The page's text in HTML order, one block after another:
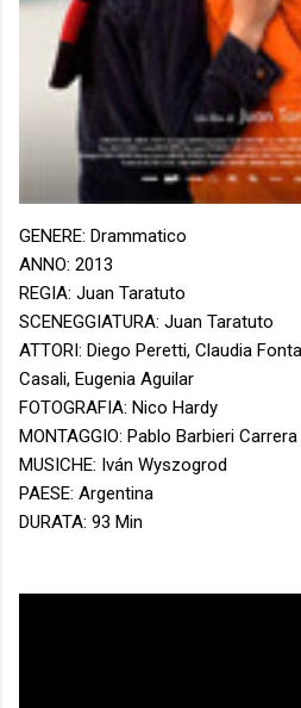
GENERE: Drammatico
ANNO: 2013
REGIA: Juan Taratuto
SCENEGGIATURA: Juan Taratuto
ATTORI: Diego Peretti, Claudia
Casali, Eugenia Aguilar
FOTOGRAFIA: Nico Hardy
MONTAGGIO: Pablo Barbieri Carrera
MUSICHE: Iván Wyszogrod
PAESE: Argentina
DURATA: 93 Min